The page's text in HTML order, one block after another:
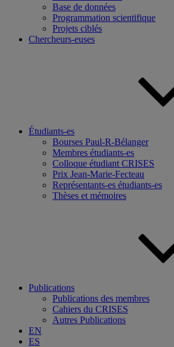
Base de données
Programmation scientifique
Projets ciblés
Chercheurs-euses
Étudiants-es
Bourses Paul-R-Bélanger
Membres étudiants-es
Colloque étudiant CRISES
Prix Jean-Marie-Fecteau
Représentants-es étudiants-es
Thèses et mémoires
Publications
Publications des membres
Cahiers du CRISES
Autres Publications
EN
ES